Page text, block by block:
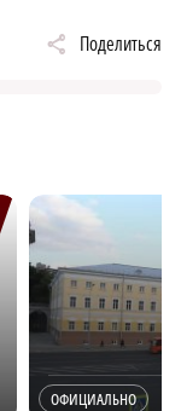
Поделиться
ОФИЦИАЛЬНО